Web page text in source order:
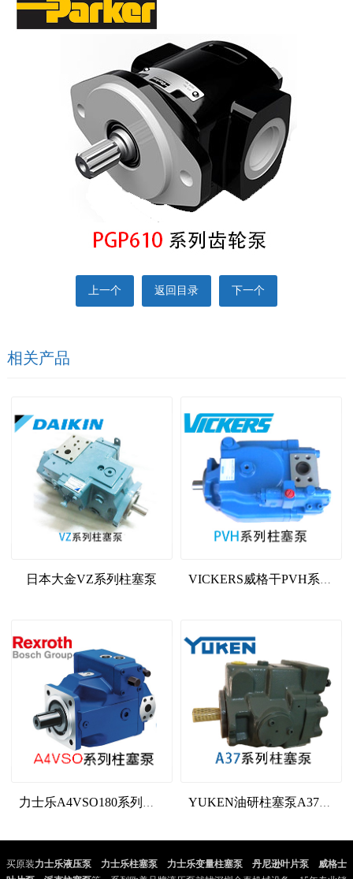
上一个 返回目录 下一个
相关产品
日本大金VZ系列柱塞泵 VICKERS威格干PVH系列柱塞泵
力士乐A4VSO180系列液压泵 YUKEN油研柱塞泵A37系列
买原装力士乐液压泵 力士乐柱塞泵 力士乐变量柱塞泵 丹尼逊叶片泵
威格士